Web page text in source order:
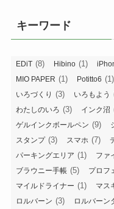
キーワード
EDiT (8) Hibino (1)
MIO PAPER (1) Potitto6 (1)
いろづくり (3) いろもよう
わたしのいろ (3) インク沼
ゲルインクボールペン (9)
スタンプ(3) スマホ (7)
パーキングエリア (1) ファ
ブラウニー手帳 (5) プロフ
マイルドライナー (1) マス
ロルバーン (3) ロルバーン